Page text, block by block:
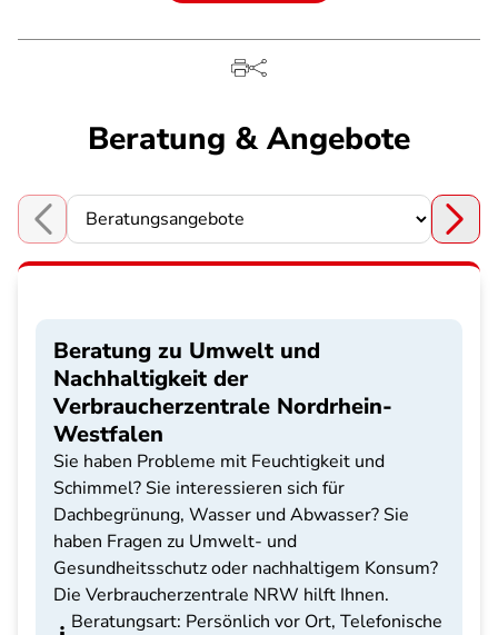
Beratung & Angebote
Choose a section
Beratung zu Umwelt und
Nachhaltigkeit der
Verbraucherzentrale Nordrhein-
Westfalen
Sie haben Probleme mit Feuchtigkeit und
Schimmel? Sie interessieren sich für
Dachbegrünung, Wasser und Abwasser? Sie
haben Fragen zu Umwelt- und
Gesundheitsschutz oder nachhaltigem Konsum?
Die Verbraucherzentrale NRW hilft Ihnen.
Beratungsart: Persönlich vor Ort, Telefonische